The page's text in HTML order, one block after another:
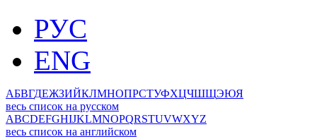
РУС
ENG
АБВГДЕЖЗИЙКЛМНОПРСТУФХЦЧШЩЭЮЯ
весь список на русском
ABCDEFGHIJKLMNOPQRSTUVWXYZ
весь список на английском